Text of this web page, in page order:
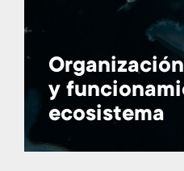
y
ecosistema